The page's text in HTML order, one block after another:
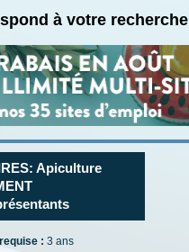
à votre recherche
Apiculture
: 3 ans